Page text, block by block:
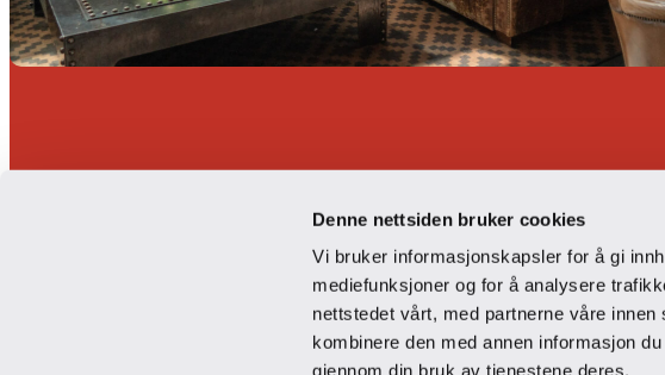
Denne nettsiden bruker cookies
Vi bruker informasjonskapsler for å gi
mediefunksjoner og for å analysere
nettstedet vårt, med partnerne våre
kombinere den med annen informasjon
gjennom din bruk av tjenestene deres.
Gode grunner til
shuffleboard